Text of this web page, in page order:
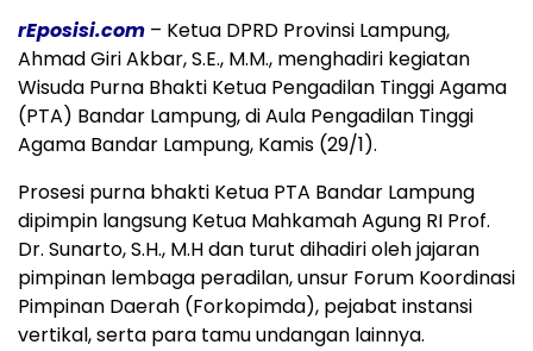
rEposisi.com – Ketua DPRD Provinsi Lampung,
Ahmad Giri Akbar, S.E., M.M., menghadiri kegiatan
Wisuda Purna Bhakti Ketua Pengadilan Tinggi Agama
(PTA) Bandar Lampung, di Aula Pengadilan Tinggi
Agama Bandar Lampung, Kamis (29/1).
Prosesi purna bhakti Ketua PTA Bandar Lampung
dipimpin langsung Ketua Mahkamah Agung RI Prof.
Dr. Sunarto, S.H., M.H dan turut dihadiri oleh jajaran
pimpinan lembaga peradilan, unsur Forum Koordinasi
Pimpinan Daerah (Forkopimda), pejabat instansi
vertikal, serta para tamu undangan lainnya.